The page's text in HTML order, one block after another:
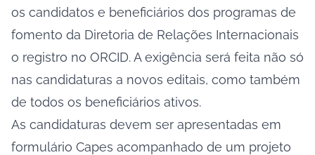
os candidatos e beneficiários dos programas de
fomento da Diretoria de Relações Internacionais
o registro no ORCID. A exigência será feita não só
nas candidaturas a novos editais, como também
de todos os beneficiários ativos.
As candidaturas devem ser apresentadas em
formulário Capes acompanhado de um projeto